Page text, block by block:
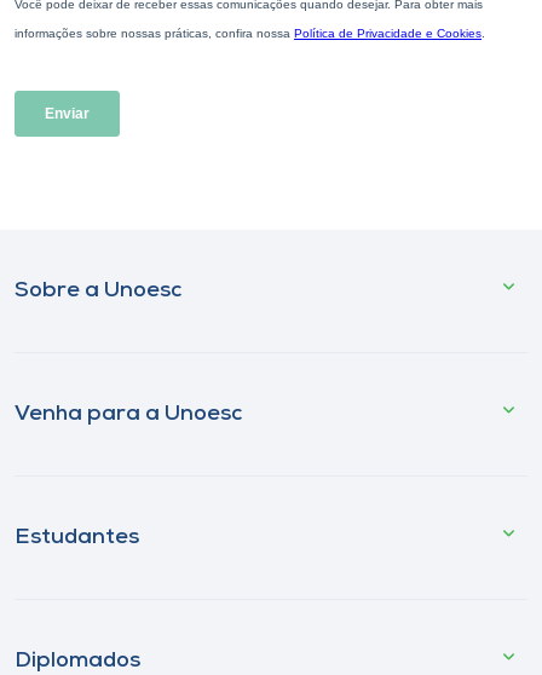
Sobre a Unoesc
Venha para a Unoesc
Estudantes
Diplomados